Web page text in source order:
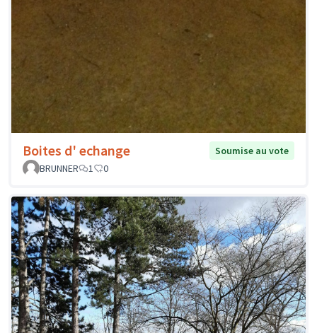
Boites d' echange
Soumise au vote
BRUNNER
1 0